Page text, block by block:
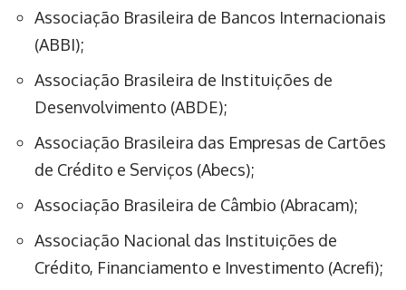
Associação Brasileira de Bancos Internacionais
(ABBI);
Associação Brasileira de Instituições de
Desenvolvimento (ABDE);
Associação Brasileira das Empresas de Cartões
de Crédito e Serviços (Abecs);
Associação Brasileira de Câmbio (Abracam);
Associação Nacional das Instituições de
Crédito, Financiamento e Investimento (Acrefi);